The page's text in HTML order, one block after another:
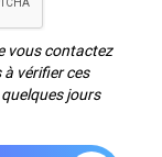
vous contactez
vérifier ces
jours